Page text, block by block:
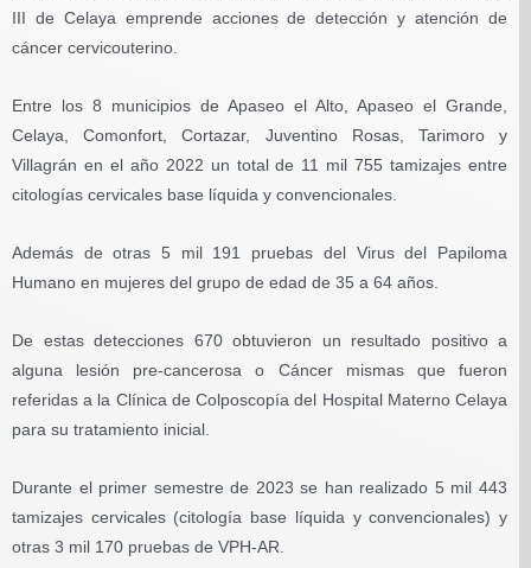
III de Celaya emprende acciones de detección y atención de
cáncer cervicouterino.
Entre los 8 municipios de Apaseo el Alto, Apaseo el Grande,
Celaya, Comonfort, Cortazar, Juventino Rosas, Tarimoro y
Villagrán en el año 2022 un total de 11 mil 755 tamizajes entre
citologías cervicales base líquida y convencionales.
Además de otras 5 mil 191 pruebas del Virus del Papiloma
Humano en mujeres del grupo de edad de 35 a 64 años.
De estas detecciones 670 obtuvieron un resultado positivo a
alguna lesión pre-cancerosa o Cáncer mismas que fueron
referidas a la Clínica de Colposcopía del Hospital Materno Celaya
para su tratamiento inicial.
Durante el primer semestre de 2023 se han realizado 5 mil 443
tamizajes cervicales (citología base líquida y convencionales) y
otras 3 mil 170 pruebas de VPH-AR.